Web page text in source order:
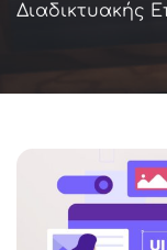
Διαδικτυακής